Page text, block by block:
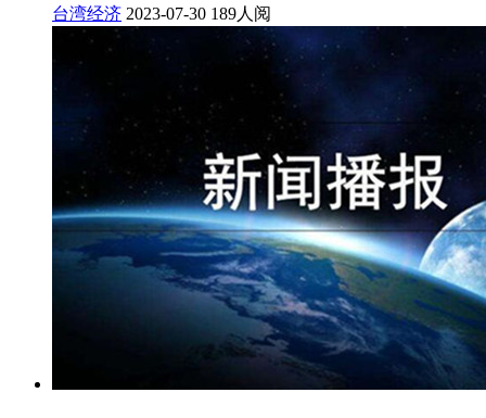
台湾经济 2023-07-30 189人阅